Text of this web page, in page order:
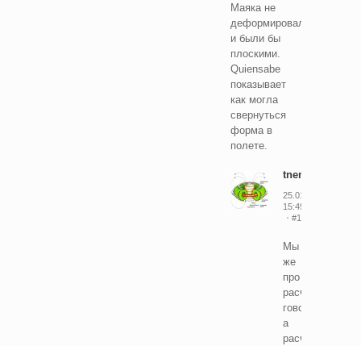
Маяка не
деформировались
и были бы
плоскими.
Quiensabe
показывает
как могла
свернуться
форма в
полете.
tnenergy
25.01.2018
15:49
#10568815
Мы
же
про
расчет
говорим,
а
расчет